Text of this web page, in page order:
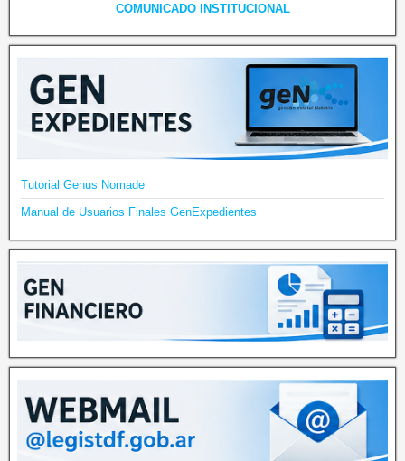
COMUNICADO INSTITUCIONAL
Tutorial Genus Nomade
Manual de Usuarios Finales GenExpedientes